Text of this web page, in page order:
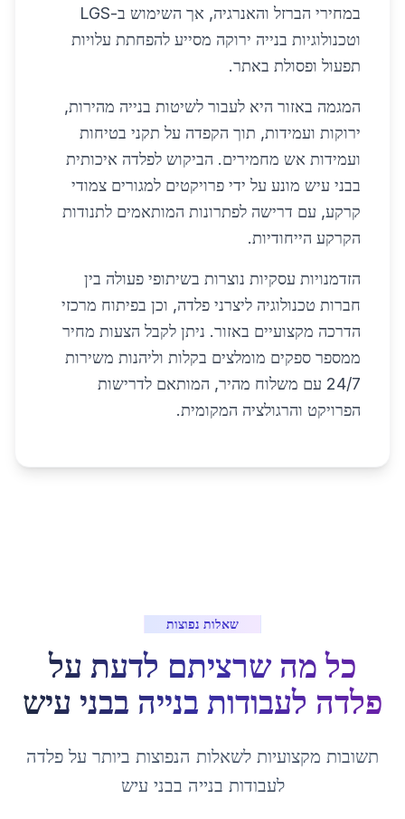
במחירי הברזל והאנרגיה, אך השימוש ב-LGS
וטכנולוגיות בנייה ירוקה מסייע להפחתת עלויות
תפעול ופסולת באתר.
המגמה באזור היא לעבור לשיטות בנייה מהירות,
ירוקות ועמידות, תוך הקפדה על תקני בטיחות
ועמידות אש מחמירים. הביקוש לפלדה איכותית
בבני עיש מונע על ידי פרויקטים למגורים צמודי
קרקע, עם דרישה לפתרונות המותאמים לתנודות
הקרקע הייחודיות.
הזדמנויות עסקיות נוצרות בשיתופי פעולה בין
חברות טכנולוגיה ליצרני פלדה, וכן בפיתוח מרכזי
הדרכה מקצועיים באזור. ניתן לקבל הצעות מחיר
ממספר ספקים מומלצים בקלות וליהנות משירות
24/7 עם משלוח מהיר, המותאם לדרישות
הפרויקט והרגולציה המקומית.
שאלות נפוצות
כל מה שרציתם לדעת על
פלדה לעבודות בנייה בבני עיש
תשובות מקצועיות לשאלות הנפוצות ביותר על פלדה
לעבודות בנייה בבני עיש